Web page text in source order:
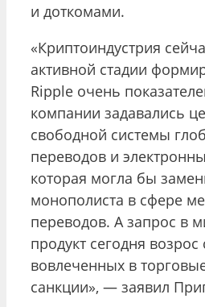
и доткомами.
«Криптоиндустрия
активной стадии
Ripple очень
компании задавались
свободной системы
переводов и
которая могла бы
монополиста в сфере
переводов. А запрос в
продукт сегодня
вовлеченных в
санкции», — заявил